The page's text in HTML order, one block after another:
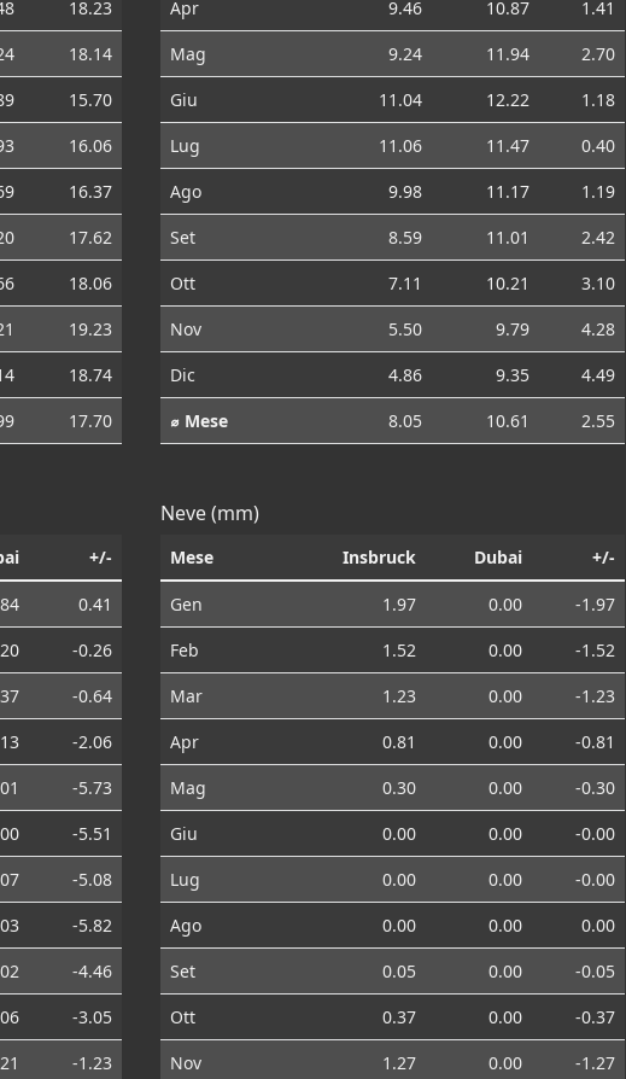
18.23
18.14
15.70
16.06
16.37
17.62
18.06
19.23
18.74
17.70
Apr
9.46 10.87
1.41
Mag
9.24 11.94
2.70
Giu
11.04 12.22
1.18
Lug
11.06 11.47
0.40
Ago
9.98 11.17
1.19
Set
8.59 11.01
2.42
Ott
7.11 10.21
3.10
Nov
5.50 9.79
4.28
Dic
4.86 9.35
4.49
⌀ Mese
8.05 10.61 2.55
+/-
0.41
-0.26
-0.64
-2.06
-5.73
-5.51
-5.08
-5.82
-4.46
-3.05
-1.23
Neve (mm)
Mese Insbruck Dubai +/-
Gen 1.97 0.00
-1.97
Feb
1.52 0.00
-1.52
Mar
1.23 0.00
-1.23
Apr
0.81 0.00
-0.81
Mag
0.30 0.00
-0.30
Giu
0.00 0.00
-0.00
Lug
0.00 0.00
-0.00
Ago
0.00 0.00
0.00
Set
0.05 0.00
-0.05
Ott
0.37 0.00
-0.37
Nov
1.27 0.00 -1.27